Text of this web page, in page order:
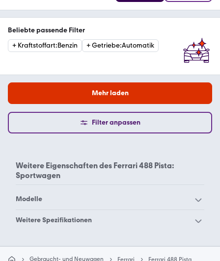
Beliebte passende Filter
+ Kraftstoffart:Benzin +Getriebe:Automatik
Mehr laden
Filter anpassen
Weitere Eigenschaften des Ferrari 488 Pista:
Sportwagen
Modelle
Ferrari 12Cilindri
Ferrari 275
Ferrari 288
Weitere Spezifikationen
Gebraucht- und Neuwagen Ferrari Ferrari 488 Pista